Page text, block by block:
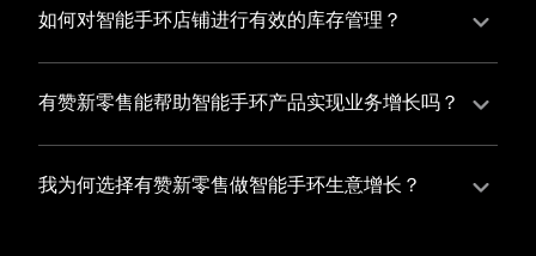
域运营以及有赞小程序商城，将助您轻松打通线上线下
让您的业务蓬勃发展，收获更多满意客户。
如何对智能手环店铺进行有效的库存管理？
您可以使用有赞的门店管理系统，它可以帮助您实现门
店数据的集中管理，包括订单管理、员工管理、库存管
有赞新零售能帮助智能手环产品实现业务增长吗？
有赞新零售作为业内领先的一站式解决方案，整合线上
线下渠道、提供多样化店铺搭建、会员营销和大数据分
我为何选择有赞新零售做智能手环生意增长？